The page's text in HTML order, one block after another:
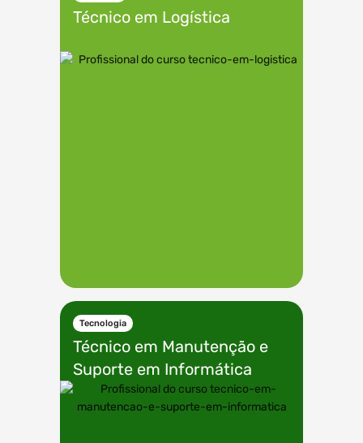
Técnico em Logística
Tecnologia
Técnico em Manutenção e
Suporte em Informática